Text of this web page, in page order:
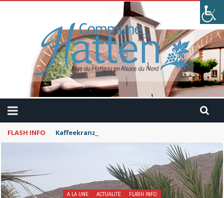
FLASH INFO Kaffeekranzel : Le Maroc en camping-car avec
A LA UNE ACTUALITÉ FLASH INFO